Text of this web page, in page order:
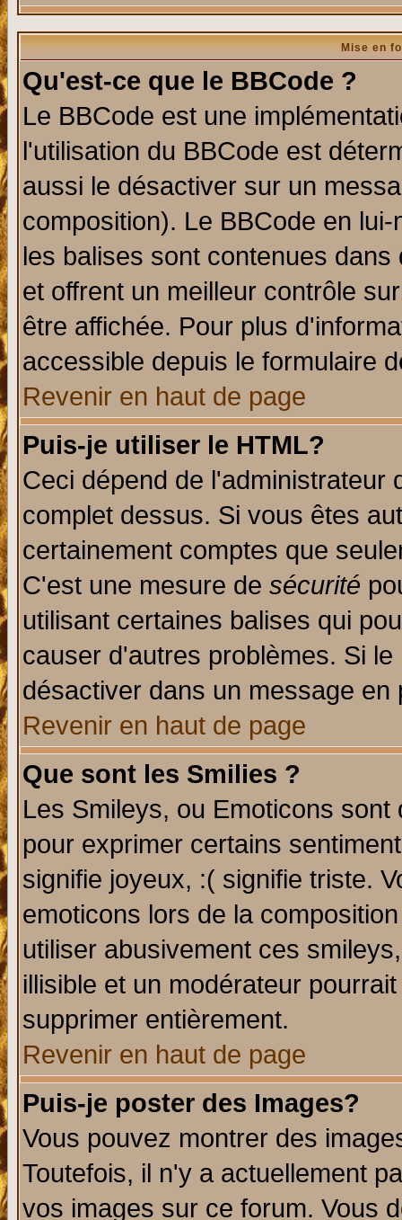
Mise en
Qu'est-ce que le BBCode ?
Le BBCode est une
l'utilisation du BBCode est
aussi le désactiver sur un
composition). Le BBCode en
les balises sont contenues
et offrent un meilleur contrôle
être affichée. Pour plus
accessible depuis le formulaire
Revenir en haut de page
Puis-je utiliser le HTML?
Ceci dépend de l'administrateur
complet dessus. Si vous êtes
certainement comptes que
C'est une mesure de sécurité
utilisant certaines balises qui
causer d'autres problèmes. Si
désactiver dans un message
Revenir en haut de page
Que sont les Smilies ?
Les Smileys, ou Emoticons
pour exprimer certains
signifie joyeux, :( signifie triste.
emoticons lors de la
utiliser abusivement ces
illisible et un modérateur
supprimer entièrement.
Revenir en haut de page
Puis-je poster des Images?
Vous pouvez montrer des
Toutefois, il n'y a actuellement
vos images sur ce forum. Vous